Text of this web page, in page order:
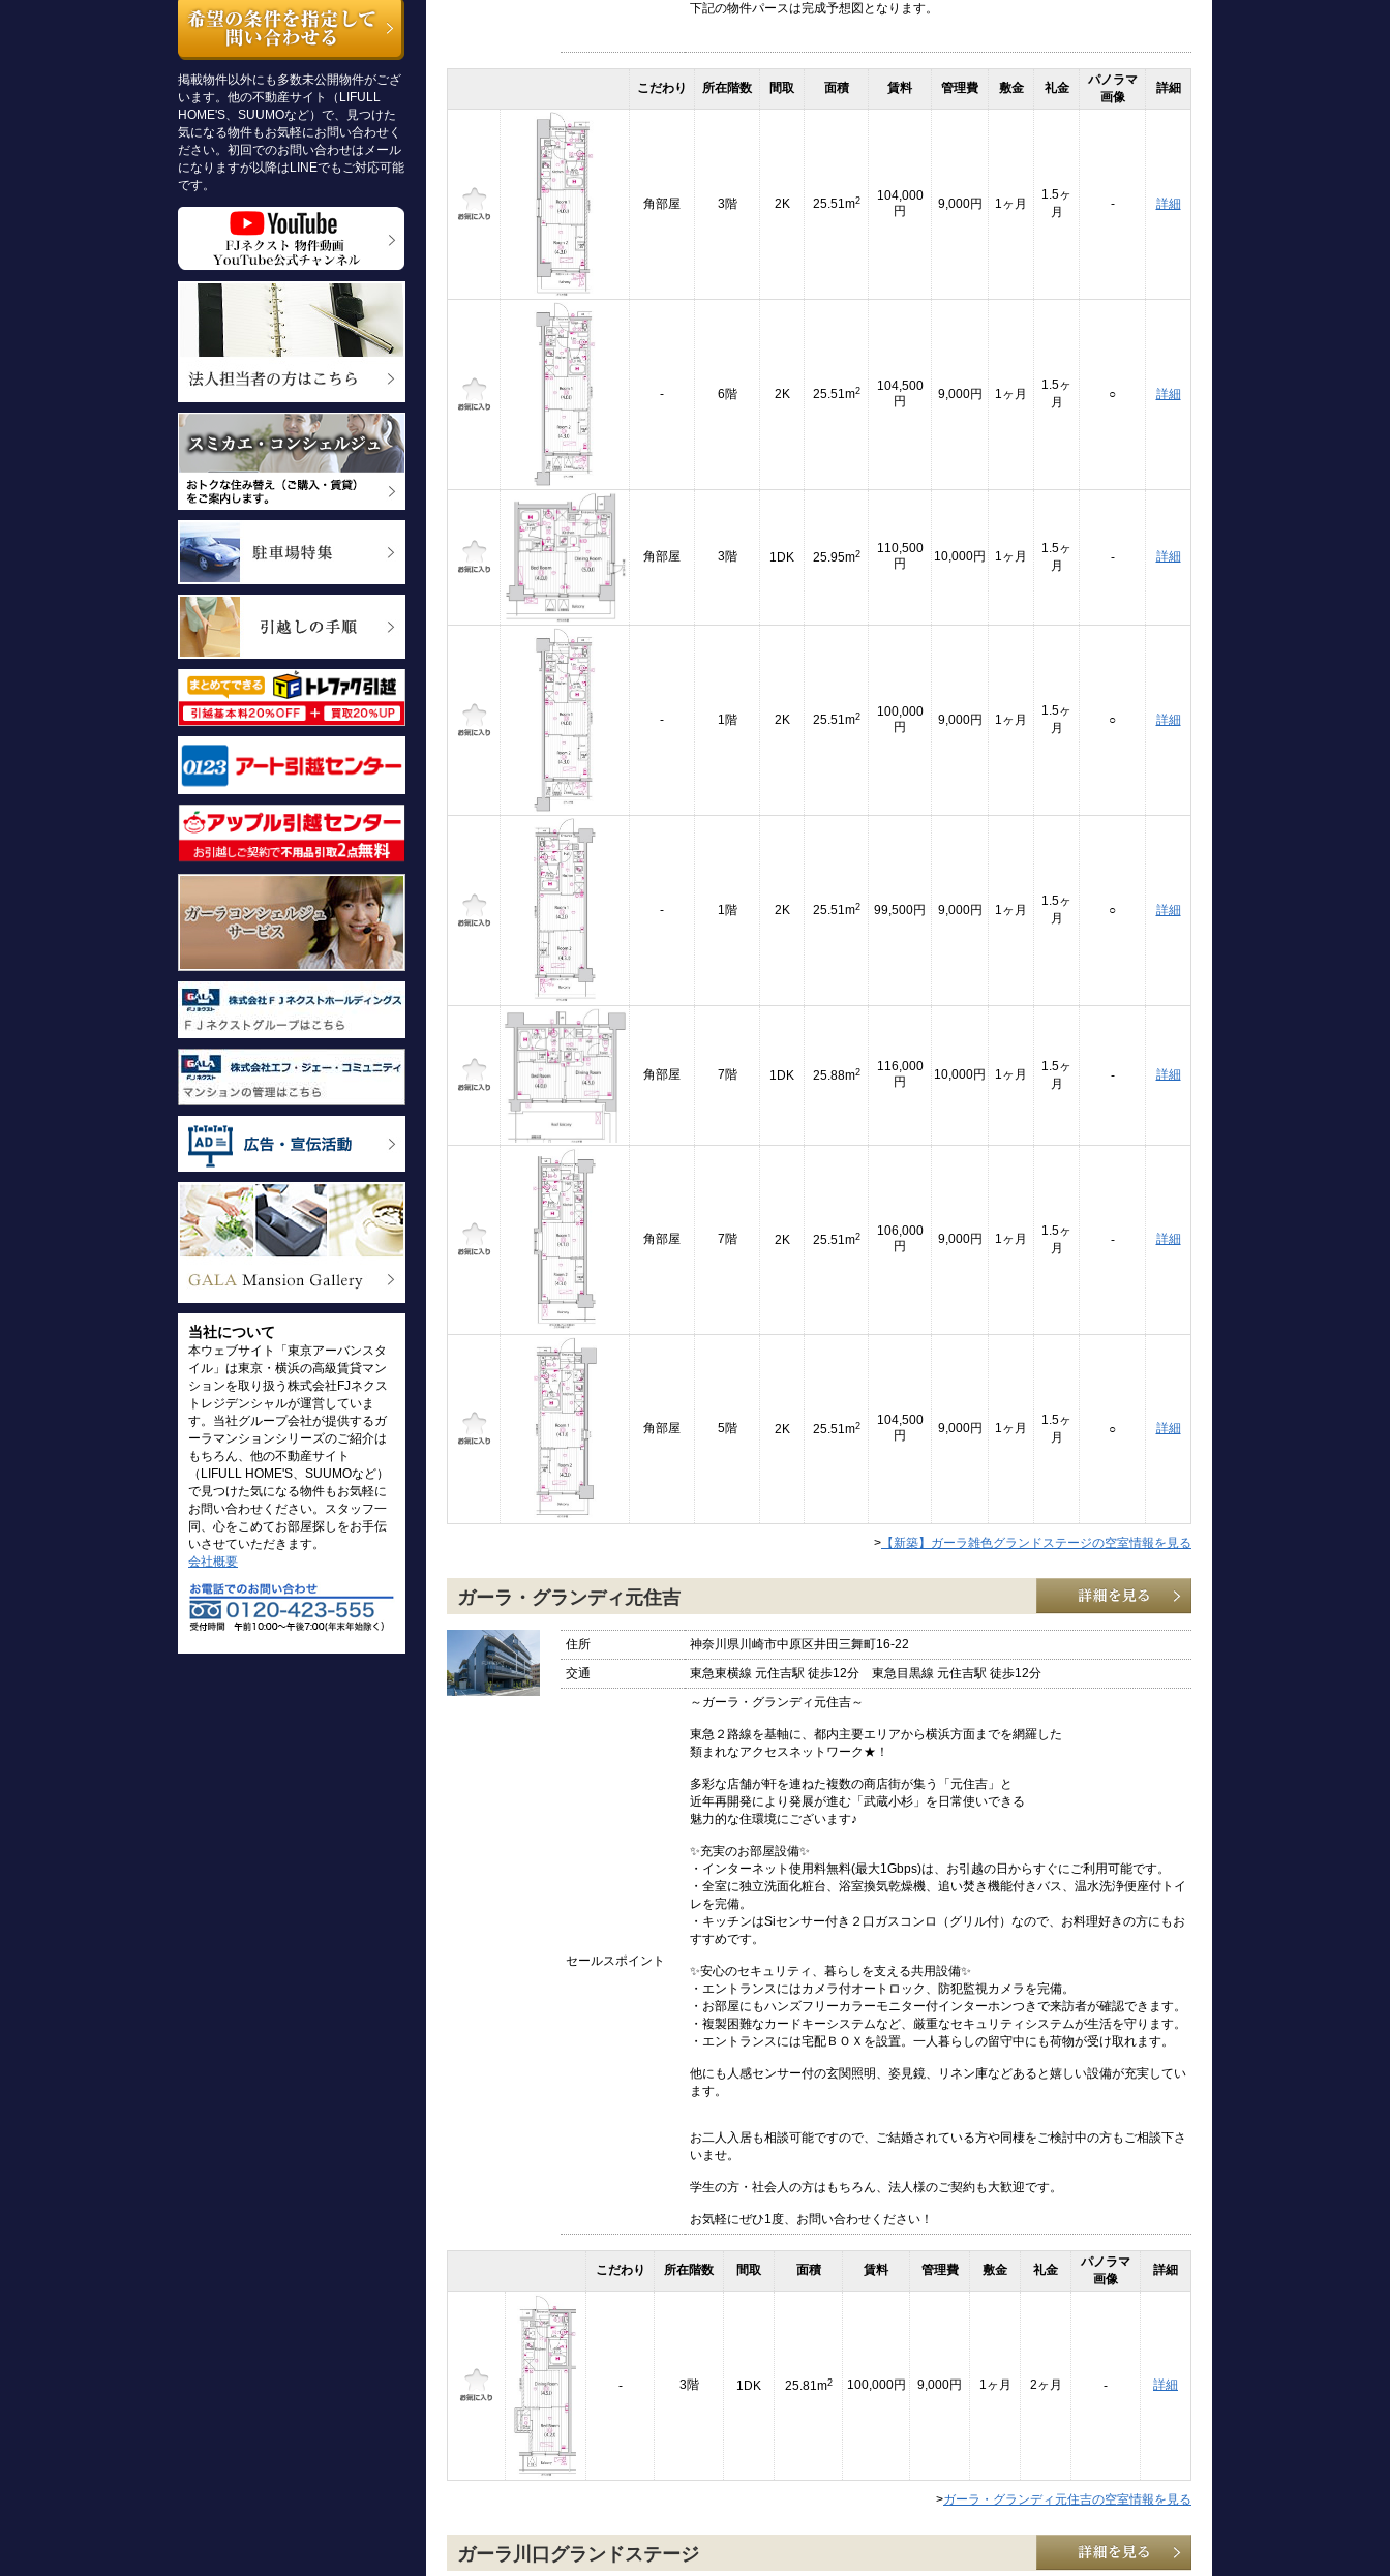
掲載物件以外にも多数未公開物件がござ
います。他の不動産サイト（LIFULL
HOME'S、SUUMOなど）で、見つけた
気になる物件もお気軽にお問い合わせく
ださい。初回でのお問い合わせはメール
になりますが以降はLINEでもご対応可能
です。
当社について
本ウェブサイト「東京アーバンスタ
イル」は東京・横浜の高級賃貸マン
ションを取り扱う株式会社FJネクス
トレジデンシャルが運営していま
す。当社グループ会社が提供するガ
ーラマンションシリーズのご紹介は
もちろん、他の不動産サイト
（LIFULL HOME'S、SUUMOなど）
で見つけた気になる物件もお気軽に
お問い合わせください。スタッフ一
同、心をこめてお部屋探しをお手伝
いさせていただきます。
会社概要
下記の物件パースは完成予想図となります。
こだわり 所在階数 間取 面積 賃料 管理費 敷金 礼金
パノラマ
画像
詳細
角部屋 3階 2K 25.51m2
104,000
円
9,000円 1ヶ月
1.5ヶ
月
- 詳細
- 6階 2K 25.51m2
104,500
円
9,000円 1ヶ月
1.5ヶ
月
○ 詳細
角部屋 3階 1DK 25.95m2
110,500
円
10,000円 1ヶ月
1.5ヶ
月
- 詳細
- 1階 2K 25.51m2
100,000
円
9,000円 1ヶ月
1.5ヶ
月
○ 詳細
- 1階 2K 25.51m2 99,500円 9,000円 1ヶ月
1.5ヶ
月
○ 詳細
角部屋 7階 1DK 25.88m2
116,000
円
10,000円 1ヶ月
1.5ヶ
月
- 詳細
角部屋 7階 2K 25.51m2
106,000
円
9,000円 1ヶ月
1.5ヶ
月
- 詳細
角部屋 5階 2K 25.51m2
104,500
円
9,000円 1ヶ月
1.5ヶ
月
○ 詳細
> 【新築】ガーラ雑色グランドステージの空室情報を見る
ガーラ・グランディ元住吉
住所
神奈川県川崎市中原区井田三舞町16-22
交通
東急東横線 元住吉駅 徒歩12分 東急目黒線 元住吉駅 徒歩12分
セールスポイント
～ガーラ・グランディ元住吉～
東急２路線を基軸に、都内主要エリアから横浜方面までを網羅した
類まれなアクセスネットワーク★！
多彩な店舗が軒を連ねた複数の商店街が集う「元住吉」と
近年再開発により発展が進む「武蔵小杉」を日常使いできる
魅力的な住環境にございます♪
✨充実のお部屋設備✨
・インターネット使用料無料(最大1Gbps)は、お引越の日からすぐにご利用可能です。
・全室に独立洗面化粧台、浴室換気乾燥機、追い焚き機能付きバス、温水洗浄便座付トイ
レを完備。
・キッチンはSiセンサー付き２口ガスコンロ（グリル付）なので、お料理好きの方にもお
すすめです。
✨安心のセキュリティ、暮らしを支える共用設備✨
・エントランスにはカメラ付オートロック、防犯監視カメラを完備。
・お部屋にもハンズフリーカラーモニター付インターホンつきで来訪者が確認できます。
・複製困難なカードキーシステムなど、厳重なセキュリティシステムが生活を守ります。
・エントランスには宅配ＢＯＸを設置。一人暮らしの留守中にも荷物が受け取れます。
他にも人感センサー付の玄関照明、姿見鏡、リネン庫などあると嬉しい設備が充実してい
ます。
お二人入居も相談可能ですので、ご結婚されている方や同棲をご検討中の方もご相談下さ
いませ。
学生の方・社会人の方はもちろん、法人様のご契約も大歓迎です。
お気軽にぜひ1度、お問い合わせください！
こだわり 所在階数 間取 面積 賃料 管理費 敷金 礼金
パノラマ
画像
詳細
- 3階 1DK 25.81m2 100,000円 9,000円 1ヶ月 2ヶ月 - 詳細
>ガーラ・グランディ元住吉の空室情報を見る
ガーラ川口グランドステージ